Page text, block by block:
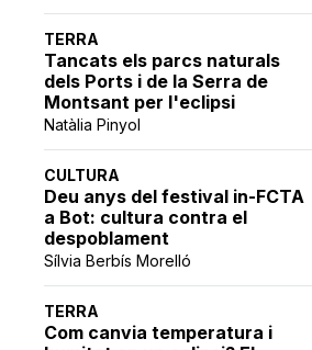
TERRA
Tancats els parcs naturals
dels Ports i de la Serra de
Montsant per l'eclipsi
Natàlia Pinyol
CULTURA
Deu anys del festival in-FCTA
a Bot: cultura contra el
despoblament
Sílvia Berbís Morelló
TERRA
Com canvia temperatura i